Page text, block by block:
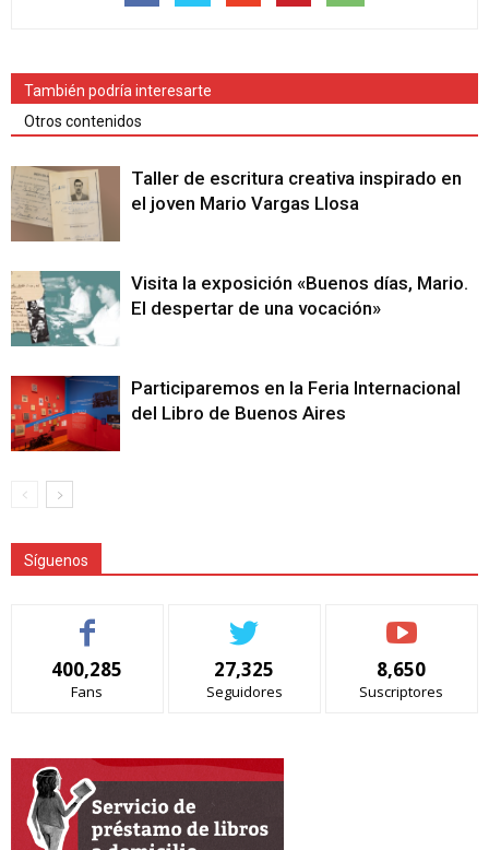
También podría interesarte
Otros contenidos
Taller de escritura creativa inspirado en
el joven Mario Vargas Llosa
Visita la exposición «Buenos días, Mario.
El despertar de una vocación»
Participaremos en la Feria Internacional
del Libro de Buenos Aires
Síguenos
400,285
Fans
27,325
Seguidores
8,650
Suscriptores